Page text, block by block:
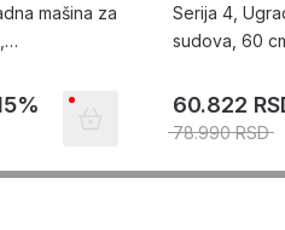
mašina za
Serija 4,
sudova, 60
60.822
78.990 RSD